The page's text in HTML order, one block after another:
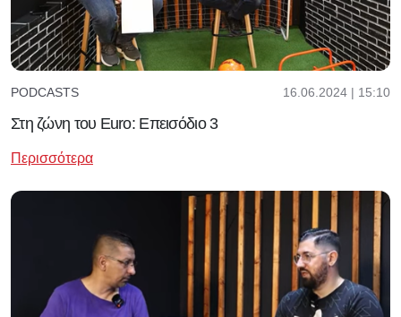
PODCASTS 16.06.2024 | 15:10
Στη ζώνη του Euro: Επεισόδιο 3
Περισσότερα